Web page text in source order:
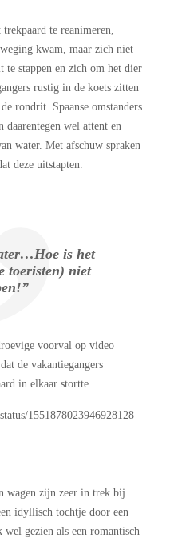
te reanimeren,
kwam, maar zich niet
te stappen en zich om het dier
rustig in de koets zitten
rondrit. Spaanse omstanders
daarentegen wel attent en
water. Met afschuw spraken
deze uitstapten.
is het
toeristen) niet
voorval op video
de vakantiegangers
in elkaar stortte.
1551878023946928128
wagen zijn zeer in trek bij
idyllisch tochtje door een
gezien als een romantisch